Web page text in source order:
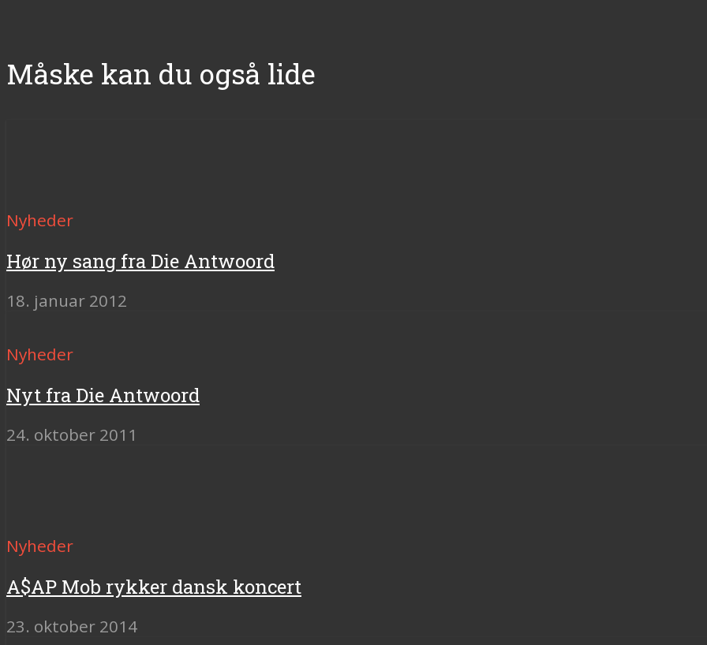
Måske kan du også lide
Nyheder
Hør ny sang fra Die Antwoord
18. januar 2012
Nyheder
Nyt fra Die Antwoord
24. oktober 2011
Nyheder
A$AP Mob rykker dansk koncert
23. oktober 2014